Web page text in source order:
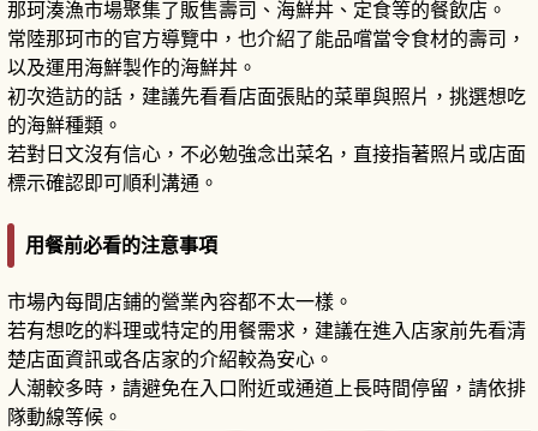
那珂湊漁市場聚集了販售壽司、海鮮丼、定食等的餐飲店。
常陸那珂市的官方導覽中，也介紹了能品嚐當令食材的壽司，
以及運用海鮮製作的海鮮丼。
初次造訪的話，建議先看看店面張貼的菜單與照片，挑選想吃
的海鮮種類。
若對日文沒有信心，不必勉強念出菜名，直接指著照片或店面
標示確認即可順利溝通。
用餐前必看的注意事項
市場內每間店鋪的營業內容都不太一樣。
若有想吃的料理或特定的用餐需求，建議在進入店家前先看清
楚店面資訊或各店家的介紹較為安心。
人潮較多時，請避免在入口附近或通道上長時間停留，請依排
隊動線等候。